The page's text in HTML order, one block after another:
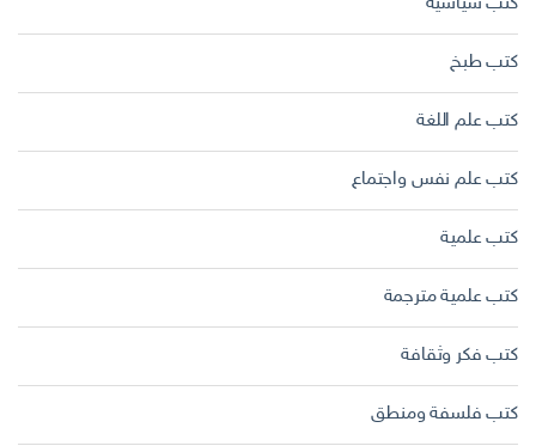
كتب سياسية
كتب طبخ
كتب علم اللغة
كتب علم نفس واجتماع
كتب علمية
كتب علمية مترجمة
كتب فكر وثقافة
كتب فلسفة ومنطق